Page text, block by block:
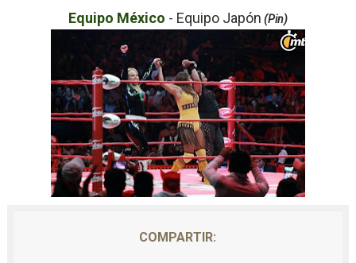
Equipo México - Equipo Japón (Pin)
COMPARTIR: